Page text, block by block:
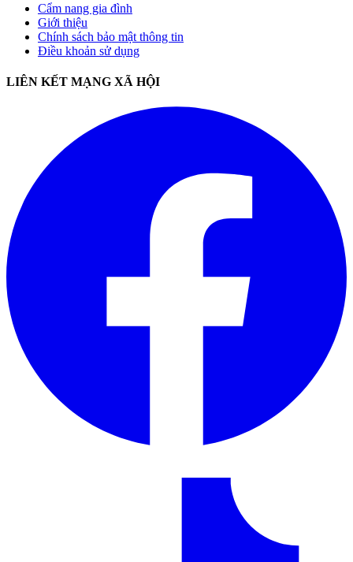
Cẩm nang gia đình
Giới thiệu
Chính sách bảo mật thông tin
Điều khoản sử dụng
LIÊN KẾT MẠNG XÃ HỘI